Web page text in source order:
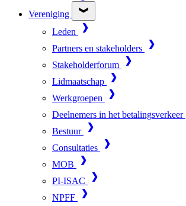
Vereniging
Leden
Partners en stakeholders
Stakeholderforum
Lidmaatschap
Werkgroepen
Deelnemers in het betalingsverkeer
Bestuur
Consultaties
MOB
PI-ISAC
NPFF